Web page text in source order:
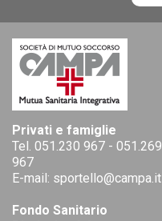
Privati e famiglie
Tel. 051.230 967 - 051.269
967
E-mail: sportello@campa.it
Fondo Sanitario